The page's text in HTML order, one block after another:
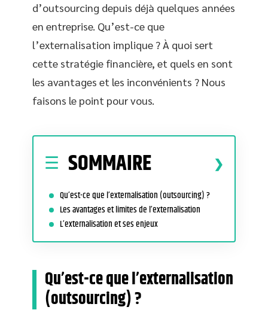
d’outsourcing depuis déjà quelques années
en entreprise. Qu’est-ce que
l’externalisation implique ? À quoi sert
cette stratégie financière, et quels en sont
les avantages et les inconvénients ? Nous
faisons le point pour vous.
SOMMAIRE
Qu’est-ce que l’externalisation (outsourcing) ?
Les avantages et limites de l’externalisation
L’externalisation et ses enjeux
Qu’est-ce que l’externalisation
(outsourcing) ?